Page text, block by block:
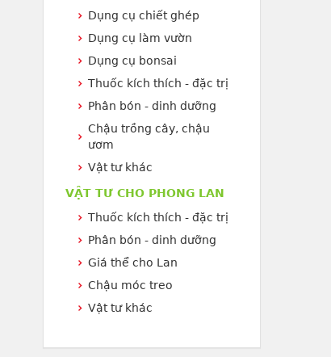
Dụng cụ chiết ghép
Dụng cụ làm vườn
Dụng cụ bonsai
Thuốc kích thích - đặc trị
Phân bón - dinh dưỡng
Chậu trồng cây, chậu
ươm
Vật tư khác
VẬT TƯ CHO PHONG LAN
Thuốc kích thích - đặc trị
Phân bón - dinh dưỡng
Giá thể cho Lan
Chậu móc treo
Vật tư khác